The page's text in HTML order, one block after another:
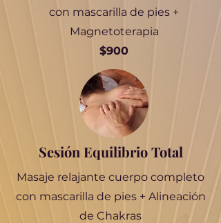
con mascarilla de pies +
Magnetoterapia
$900
Sesión Equilibrio Total
Masaje relajante cuerpo completo
con mascarilla de pies + Alineación
de Chakras